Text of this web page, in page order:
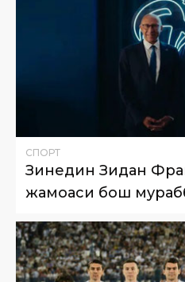
СПОРТ
Зинедин Зидан
жамоаси бош